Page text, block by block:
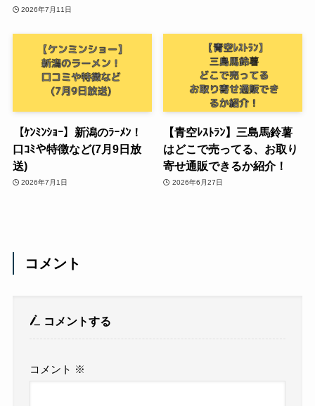
2026年7月11日
【ｹﾝﾐﾝｼｮｰ】新潟のﾗｰﾒﾝ！
口ｺﾐや特徴など(7月9日放
送)
2026年7月1日
【青空ﾚｽﾄﾗﾝ】三島馬鈴薯
はどこで売ってる、お取り
寄せ通販できるか紹介！
2026年6月27日
コメント
コメントする
コメント ※